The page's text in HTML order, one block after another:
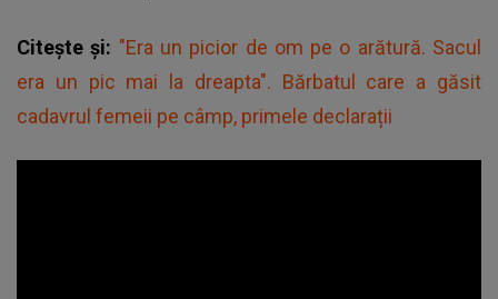
Citește și: "Era un picior de om pe o arătură. Sacul
era un pic mai la dreapta". Bărbatul care a găsit
cadavrul femeii pe câmp, primele declarații